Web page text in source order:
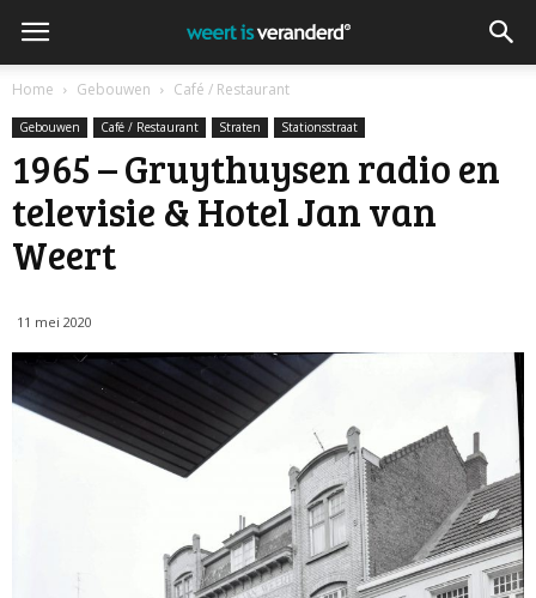
Home Gebouwen Café / Restaurant
Gebouwen Café / Restaurant Straten Stationsstraat
1965 – Gruythuysen radio en
televisie & Hotel Jan van
Weert
11 mei 2020